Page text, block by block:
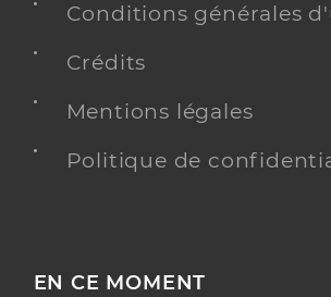
Conditions générales
Crédits
Mentions légales
Politique de
EN CE MOMENT